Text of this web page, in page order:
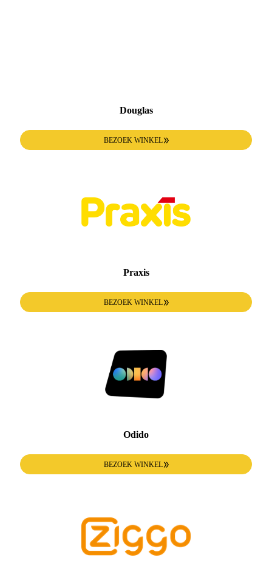
Douglas
BEZOEK WINKEL
Praxis
BEZOEK WINKEL
Odido
BEZOEK WINKEL